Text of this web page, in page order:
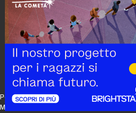
Policy
Maker